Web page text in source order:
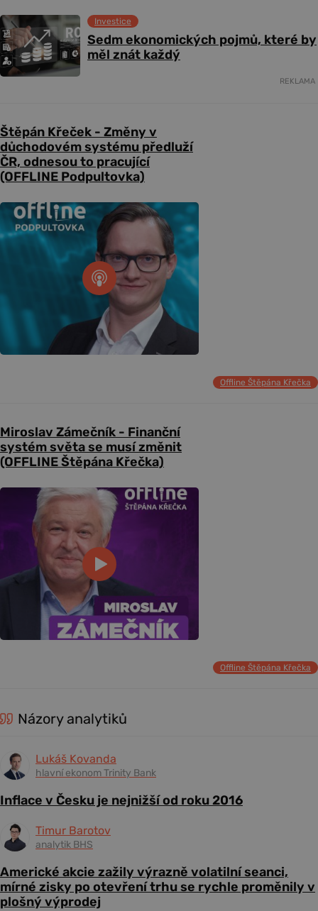
Sedm ekonomických pojmů, které by
měl znát každý
Investice
REKLAMA
Štěpán Křeček - Změny v
důchodovém systému předluží
ČR, odnesou to pracující
(OFFLINE Podpultovka)
Offline Štěpána Křečka
Miroslav Zámečník - Finanční
systém světa se musí změnit
(OFFLINE Štěpána Křečka)
Offline Štěpána Křečka
Názory analytiků
Lukáš Kovanda
hlavní ekonom Trinity Bank
Inflace v Česku je nejnižší od roku 2016
Timur Barotov
analytik BHS
Americké akcie zažily výrazně volatilní seanci,
mírné zisky po otevření trhu se rychle proměnily v
plošný výprodej